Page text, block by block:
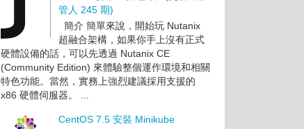
管人 245 期)
簡介 簡單來說，開始玩 Nutanix
超融合架構，如果你手上沒有正式
硬體設備的話，可以先透過 Nutanix CE
(Community Edition) 來體驗整個運作環境和相關
特色功能。當然，實務上強烈建議採用支援的
x86 硬體伺服器。 ...
CentOS 7.5 安裝 Minikube